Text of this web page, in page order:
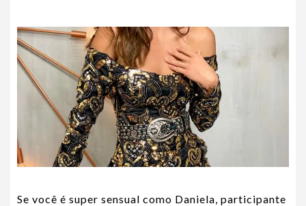
Se você é super sensual como Daniela, participante